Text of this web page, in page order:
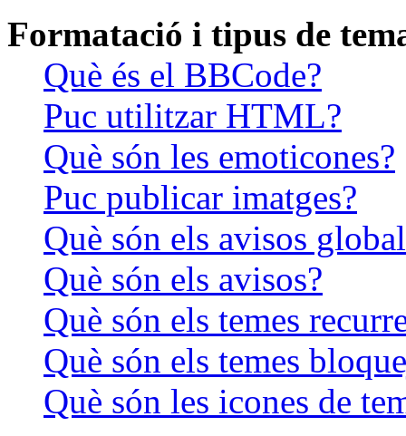
Formatació i tipus de
Què és el BBCode?
Puc utilitzar HTML?
Què són les emoticones?
Puc publicar imatges?
Què són els avisos
Què són els avisos?
Què són els temes
Què són els temes
Què són les icones de